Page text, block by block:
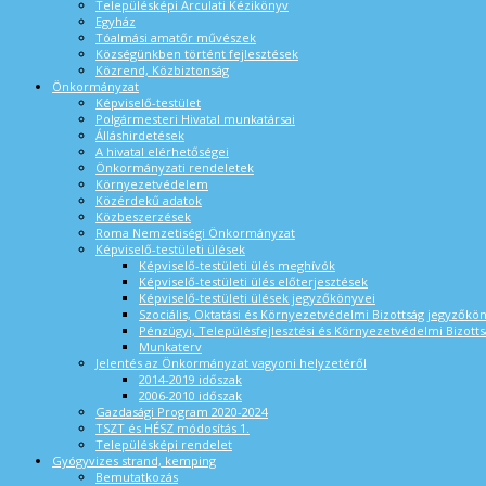
Településképi Arculati Kézikönyv
Egyház
Tóalmási amatőr művészek
Községünkben történt fejlesztések
Közrend, Közbiztonság
Önkormányzat
Képviselő-testület
Polgármesteri Hivatal munkatársai
Álláshirdetések
A hivatal elérhetőségei
Önkormányzati rendeletek
Környezetvédelem
Közérdekű adatok
Közbeszerzések
Roma Nemzetiségi Önkormányzat
Képviselő-testületi ülések
Képviselő-testületi ülés meghívók
Képviselő-testületi ülés előterjesztések
Képviselő-testületi ülések jegyzőkönyvei
Szociális, Oktatási és Környezetvédelmi Bizottság
Pénzügyi, Településfejlesztési és Környezetvédelmi
Munkaterv
Jelentés az Önkormányzat vagyoni helyzetéről
2014-2019 időszak
2006-2010 időszak
Gazdasági Program 2020-2024
TSZT és HÉSZ módosítás 1.
Településképi rendelet
Gyógyvizes strand, kemping
Bemutatkozás